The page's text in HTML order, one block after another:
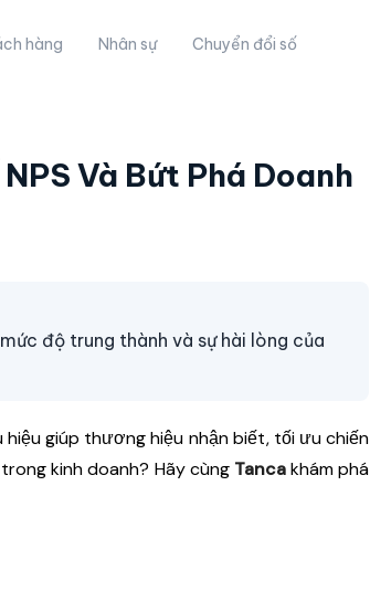
hàng Nhân sự Chuyển đổi số
Và Bứt Phá Doanh
độ trung thành và sự hài lòng của
giúp thương hiệu nhận biết, tối ưu chiến
kinh doanh? Hãy cùng Tancakhám phá